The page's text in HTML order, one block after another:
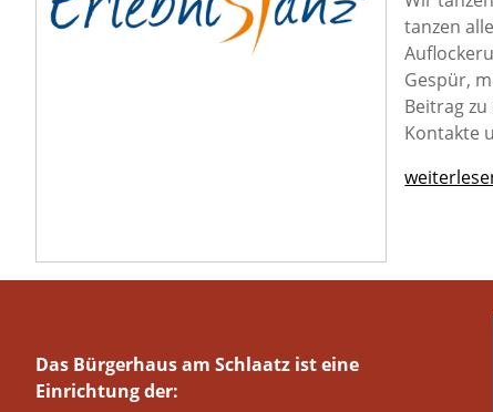
tanzen
Gespür,
Beitrag
Kontakte
Das Bürgerhaus am Schlaatz ist eine
Einrichtung der: